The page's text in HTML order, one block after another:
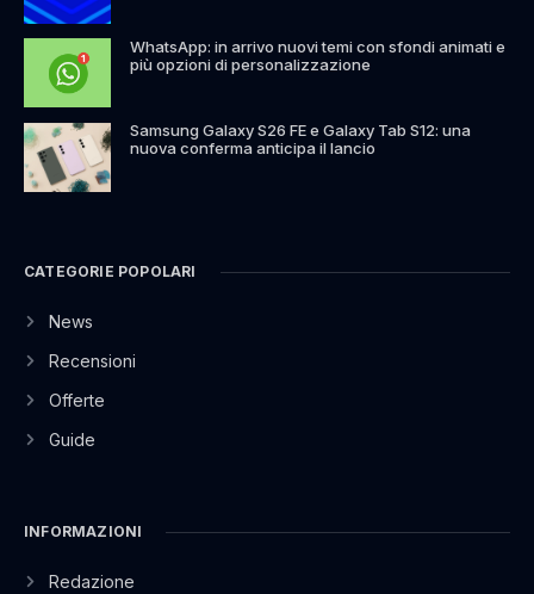
WhatsApp: in arrivo nuovi temi con sfondi animati e
più opzioni di personalizzazione
Samsung Galaxy S26 FE e Galaxy Tab S12: una
nuova conferma anticipa il lancio
CATEGORIE POPOLARI
News
Recensioni
Offerte
Guide
INFORMAZIONI
Redazione